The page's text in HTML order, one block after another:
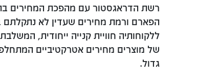
רשת הדראגסטור עם מהפכת המחירים
הפארם ורמת מחירים שעדין לא נתקלתם
ללקוחותיה חוויית קנייה ייחודית,
של מוצרים מחירים אטרקטיביים
גדול.